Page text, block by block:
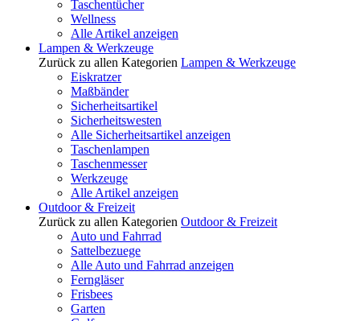
Taschentücher
Wellness
Alle Artikel anzeigen
Lampen & Werkzeuge
Zurück zu allen Kategorien Lampen & Werkzeuge
Eiskratzer
Maßbänder
Sicherheitsartikel
Sicherheitswesten
Alle Sicherheitsartikel anzeigen
Taschenlampen
Taschenmesser
Werkzeuge
Alle Artikel anzeigen
Outdoor & Freizeit
Zurück zu allen Kategorien Outdoor & Freizeit
Auto und Fahrrad
Sattelbezuege
Alle Auto und Fahrrad anzeigen
Ferngläser
Frisbees
Garten